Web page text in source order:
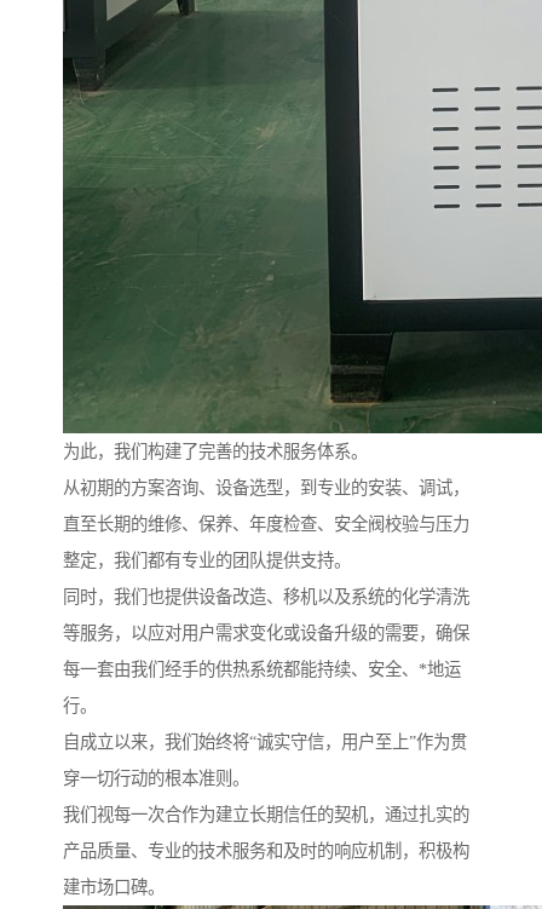
为此，我们构建了完善的技术服务体系。
从初期的方案咨询、设备选型，到专业的安装、调试，
直至长期的维修、保养、年度检查、安全阀校验与压力
整定，我们都有专业的团队提供支持。
同时，我们也提供设备改造、移机以及系统的化学清洗
等服务，以应对用户需求变化或设备升级的需要，确保
每一套由我们经手的供热系统都能持续、安全、*地运
行。
自成立以来，我们始终将“诚实守信，用户至上”作为贯
穿一切行动的根本准则。
我们视每一次合作为建立长期信任的契机，通过扎实的
产品质量、专业的技术服务和及时的响应机制，积极构
建市场口碑。